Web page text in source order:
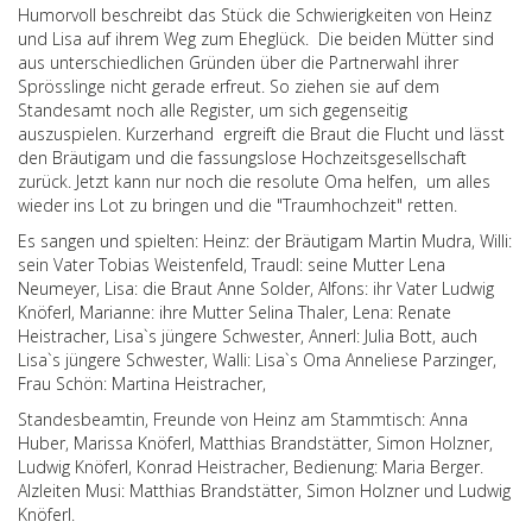
Humorvoll beschreibt das Stück die Schwierigkeiten von Heinz
und Lisa auf ihrem Weg zum Eheglück. Die beiden Mütter sind
aus unterschiedlichen Gründen über die Partnerwahl ihrer
Sprösslinge nicht gerade erfreut. So ziehen sie auf dem
Standesamt noch alle Register, um sich gegenseitig
auszuspielen. Kurzerhand ergreift die Braut die Flucht und lässt
den Bräutigam und die fassungslose Hochzeitsgesellschaft
zurück. Jetzt kann nur noch die resolute Oma helfen, um alles
wieder ins Lot zu bringen und die "Traumhochzeit" retten.
Es sangen und spielten: Heinz: der Bräutigam Martin Mudra, Willi:
sein Vater Tobias Weistenfeld, Traudl: seine Mutter Lena
Neumeyer, Lisa: die Braut Anne Solder, Alfons: ihr Vater Ludwig
Knöferl, Marianne: ihre Mutter Selina Thaler, Lena: Renate
Heistracher, Lisa`s jüngere Schwester, Annerl: Julia Bott, auch
Lisa`s jüngere Schwester, Walli: Lisa`s Oma Anneliese Parzinger,
Frau Schön: Martina Heistracher,
Standesbeamtin, Freunde von Heinz am Stammtisch: Anna
Huber, Marissa Knöferl, Matthias Brandstätter, Simon Holzner,
Ludwig Knöferl, Konrad Heistracher, Bedienung: Maria Berger.
Alzleiten Musi: Matthias Brandstätter, Simon Holzner und Ludwig
Knöferl.